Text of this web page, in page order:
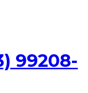
99208-